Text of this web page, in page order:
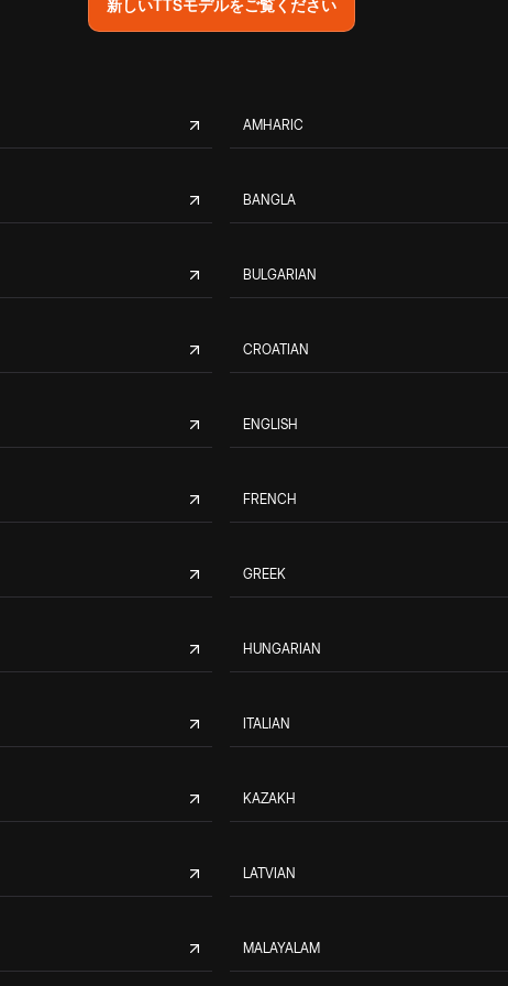
新しいTTSモデルをご覧ください
AMHARIC
BANGLA
BULGARIAN
CROATIAN
ENGLISH
FRENCH
GREEK
HUNGARIAN
ITALIAN
KAZAKH
LATVIAN
MALAYALAM